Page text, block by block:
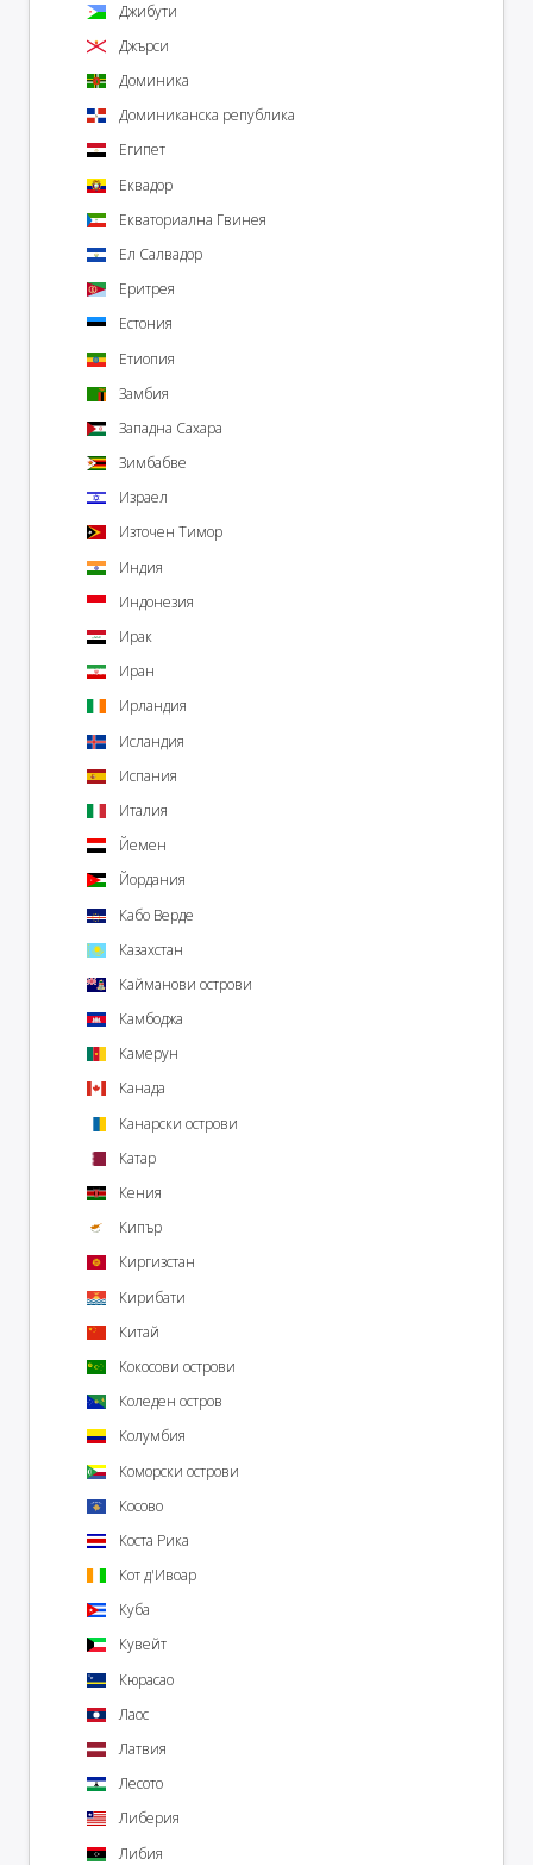
Джибути
Джърси
Доминика
Доминиканска република
Египет
Еквадор
Екваториална Гвинея
Ел Салвадор
Еритрея
Естония
Етиопия
Замбия
Западна Сахара
Зимбабве
Израел
Източен Тимор
Индия
Индонезия
Ирак
Иран
Ирландия
Исландия
Испания
Италия
Йемен
Йордания
Кабо Верде
Казахстан
Кайманови острови
Камбоджа
Камерун
Канада
Канарски острови
Катар
Кения
Кипър
Киргизстан
Кирибати
Китай
Кокосови острови
Коледен остров
Колумбия
Коморски острови
Косово
Коста Рика
Кот д'Ивоар
Куба
Кувейт
Кюрасао
Лаос
Латвия
Лесото
Либерия
Либия